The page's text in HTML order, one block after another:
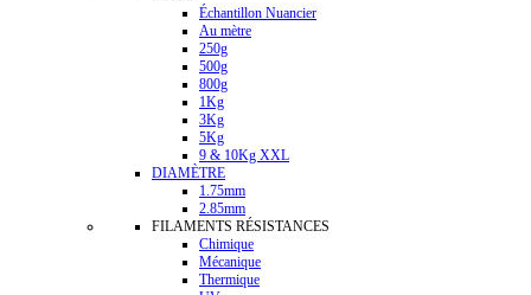
Échantillon Nuancier
Au mètre
250g
500g
800g
1Kg
3Kg
5Kg
9 & 10Kg XXL
DIAMÈTRE
1.75mm
2.85mm
FILAMENTS RÉSISTANCES
Chimique
Mécanique
Thermique